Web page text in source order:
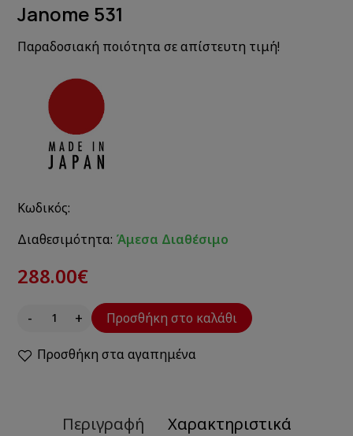
Janome 531
Παραδοσιακή ποιότητα σε απίστευτη τιμή!
Κωδικός:
Διαθεσιμότητα: Άμεσα Διαθέσιμο
288.00€
- + Προσθήκη στο καλάθι
Προσθήκη στα αγαπημένα
Περιγραφή Χαρακτηριστικά